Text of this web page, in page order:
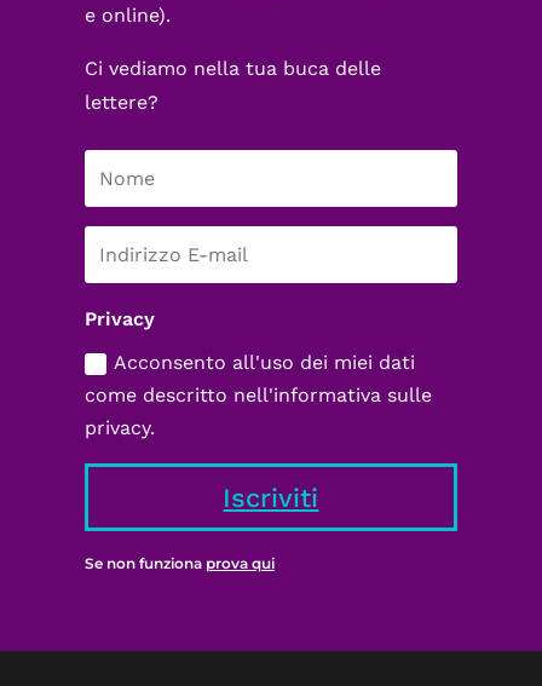
e online).
Ci vediamo nella tua buca delle
lettere?
Privacy
Acconsento all'uso dei miei dati
come descritto nell'informativa sulle
privacy.
Iscriviti
Se non funziona prova qui